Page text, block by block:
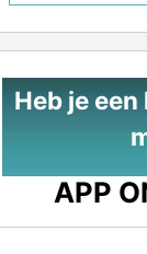
Heb je
APP